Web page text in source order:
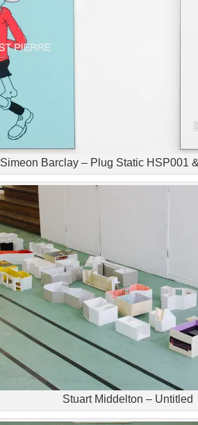
Simeon Barclay – Plug Static HSP001
Stuart Middelton – Untitled